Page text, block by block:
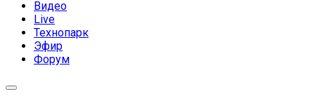
Видео
Live
Технопарк
Эфир
Форум